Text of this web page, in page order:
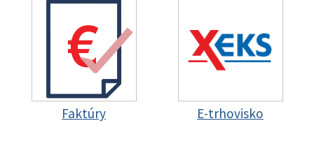
Faktúry E-trhovisko